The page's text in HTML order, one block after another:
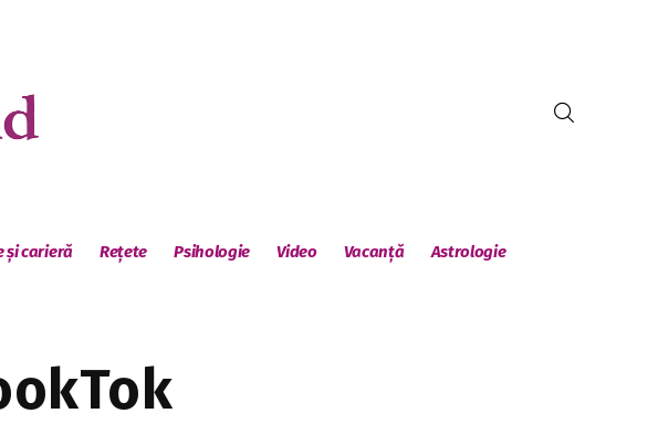
și carieră Rețete Psihologie Video Vacanță Astrologie